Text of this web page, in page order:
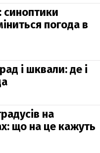
синоптики
погода в
і шквали: де і
на
що на це кажуть